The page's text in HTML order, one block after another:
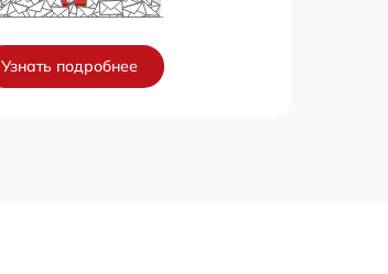
Узнать подробнее